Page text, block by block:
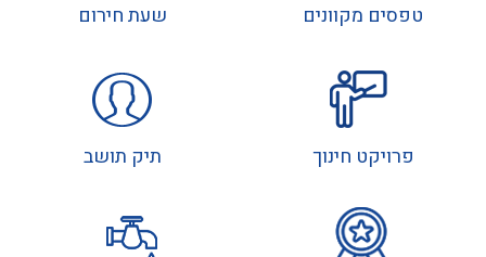
טפסים מקוונים שעת חירום
פרויקט חינוך תיק תושב